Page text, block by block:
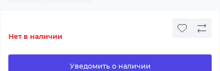
Нет в наличии
Уведомить о наличии